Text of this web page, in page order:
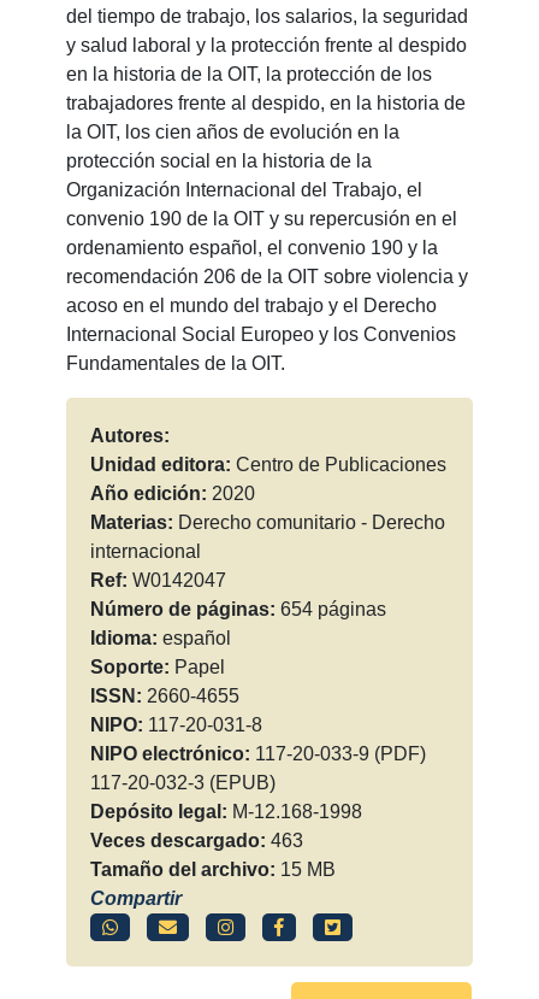
del tiempo de trabajo, los salarios, la seguridad
y salud laboral y la protección frente al despido
en la historia de la OIT, la protección de los
trabajadores frente al despido, en la historia de
la OIT, los cien años de evolución en la
protección social en la historia de la
Organización Internacional del Trabajo, el
convenio 190 de la OIT y su repercusión en el
ordenamiento español, el convenio 190 y la
recomendación 206 de la OIT sobre violencia y
acoso en el mundo del trabajo y el Derecho
Internacional Social Europeo y los Convenios
Fundamentales de la OIT.
Autores:
Unidad editora: Centro de Publicaciones
Año edición: 2020
Materias: Derecho comunitario - Derecho
internacional
Ref: W0142047
Número de páginas: 654 páginas
Idioma: español
Soporte: Papel
ISSN: 2660-4655
NIPO: 117-20-031-8
NIPO electrónico: 117-20-033-9 (PDF)
117-20-032-3 (EPUB)
Depósito legal: M-12.168-1998
Veces descargado: 463
Tamaño del archivo: 15 MB
Compartir